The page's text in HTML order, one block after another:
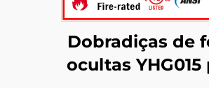
Dobradiças de
ocultas YHG015